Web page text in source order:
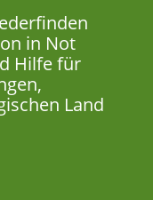
in Not
Hilfe für
Land